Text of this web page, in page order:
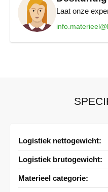
Keuringen
• Abomafoon 3.40
Laat onze
Meer
informatie